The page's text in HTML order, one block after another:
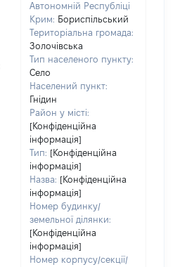
Автономній Республіці
Крим: Бориспільський
Територіальна громада:
Золочівська
Тип населеного пункту:
Село
Населений пункт:
Гнідин
Район у місті:
[Конфіденційна
інформація]
Тип: [Конфіденційна
інформація]
Назва: [Конфіденційна
інформація]
Номер будинку/
земельної ділянки:
[Конфіденційна
інформація]
Номер корпусу/секції/